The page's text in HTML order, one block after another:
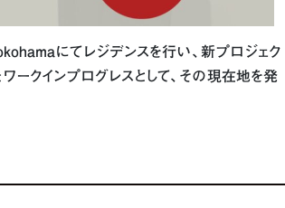
にてレジデンスを行い、新プロジェク
ークインプログレスとして、その現在地を発